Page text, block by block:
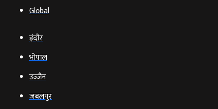
Global
इंदौर
भोपाल
उज्‍जैन
जबलपुर